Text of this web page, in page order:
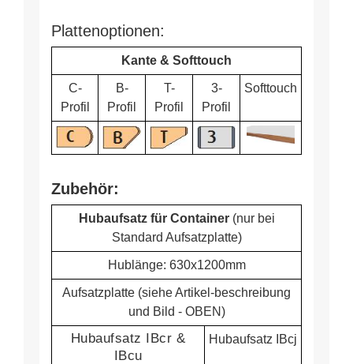
Plattenoptionen:
Kante & Softtouch
C-
Profil
B-
Profil
T-
Profil
3-
Profil
Softtouch
Zubehör:
Hubaufsatz für Container(nur bei
Standard Aufsatzplatte)
Hublänge: 630x1200mm
Aufsatzplatte (siehe Artikel-beschreibung
und Bild - OBEN)
Hubaufsatz IBcr &
IBcu
Hubaufsatz IBcj